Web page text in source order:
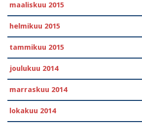
maaliskuu 2015
helmikuu 2015
tammikuu 2015
joulukuu 2014
marraskuu 2014
lokakuu 2014